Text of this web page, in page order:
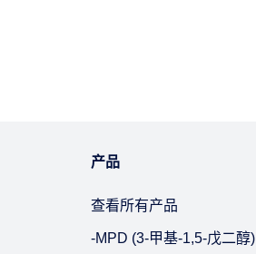
产品
查看所有产品
-MPD (3-甲基-1,5-戊二醇)